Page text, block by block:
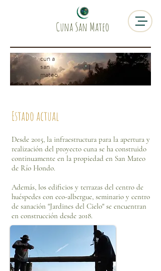
Cuna San Mateo
cun a
san
mateo
Oaxaca ~
México
Estado actual
Desde 2015, la infraestructura para la apertura y
realización del proyecto cuna se ha construido
continuamente en la propiedad en San Mateo
de Río Hondo.
Además, los edificios y terrazas del centro de
huéspedes con eco-albergue, seminario y centro
de sanación "Jardines del Cielo" se encuentran
en construcción desde 2018.